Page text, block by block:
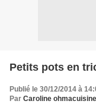
Petits pots en
Publié le 30/12/2014 à
Par Caroline ohmacuisine